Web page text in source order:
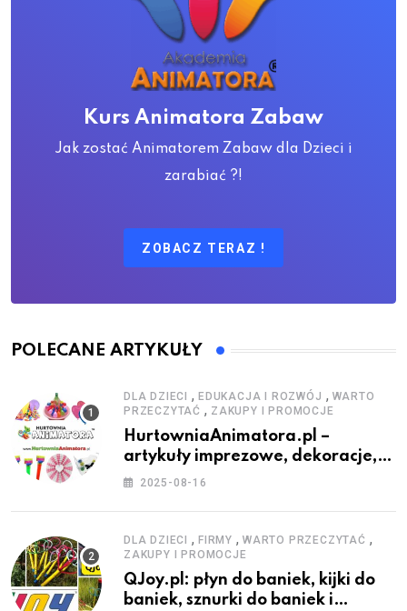
Kurs Animatora Zabaw
Jak zostać Animatorem Zabaw dla Dzieci i
zarabiać ?!
ZOBACZ TERAZ !
POLECANE ARTYKUŁY
DLA DZIECI , EDUKACJA I ROZWÓJ , WARTO
PRZECZYTAĆ , ZAKUPY I PROMOCJE
HurtowniaAnimatora.pl –
artykuły imprezowe, dekoracje,
stroje i akcesoria dla animatorów
2025-08-16
DLA DZIECI , FIRMY , WARTO PRZECZYTAĆ ,
ZAKUPY I PROMOCJE
QJoy.pl: płyn do baniek, kijki do
baniek, sznurki do baniek i